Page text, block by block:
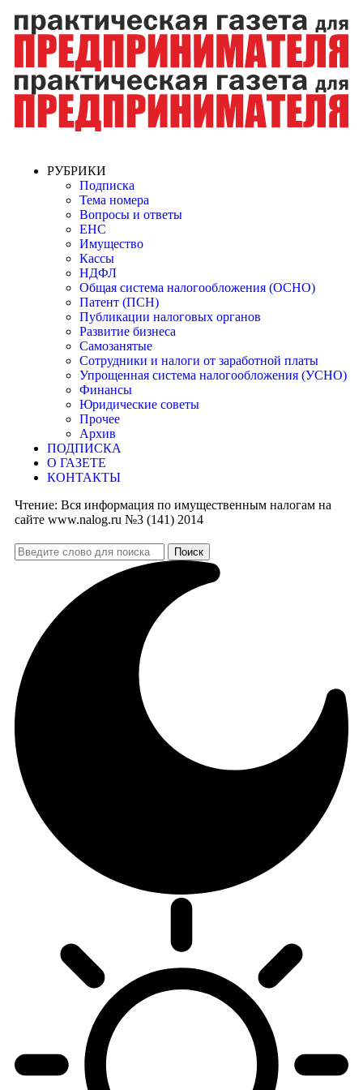
РУБРИКИ
Подписка
Тема номера
Вопросы и ответы
ЕНС
Имущество
Кассы
НДФЛ
Общая система налогообложения (ОСНО)
Патент (ПСН)
Публикации налоговых органов
Развитие бизнеса
Самозанятые
Сотрудники и налоги от заработной платы
Упрощенная система налогообложения (УСНО)
Финансы
Юридические советы
Прочее
Архив
ПОДПИСКА
О ГАЗЕТЕ
КОНТАКТЫ
Чтение: Вся информация по имущественным налогам на
сайте www.nalog.ru №3 (141) 2014